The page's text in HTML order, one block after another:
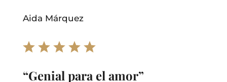
Aida Márquez
“Genial para el amor”